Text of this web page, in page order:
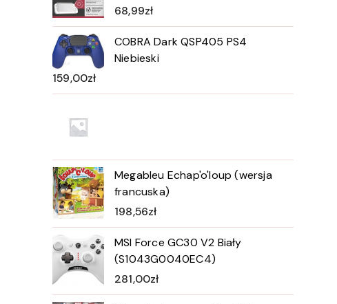
68,99zł
COBRA Dark QSP405 PS4
Niebieski
159,00zł
Megableu Echap'o'loup (wersja
francuska)
198,56zł
MSI Force GC30 V2 Biały
(S1043G0040EC4)
281,00zł